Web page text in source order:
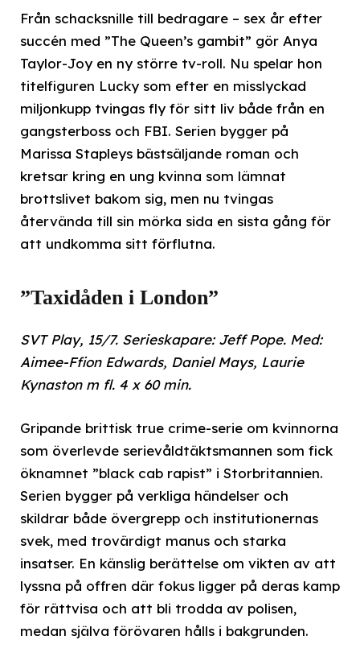
Från schacksnille till bedragare – sex år efter
succén med ”The Queen’s gambit” gör Anya
Taylor-Joy en ny större tv-roll. Nu spelar hon
titelfiguren Lucky som efter en misslyckad
miljonkupp tvingas fly för sitt liv både från en
gangsterboss och FBI. Serien bygger på
Marissa Stapleys bästsäljande roman och
kretsar kring en ung kvinna som lämnat
brottslivet bakom sig, men nu tvingas
återvända till sin mörka sida en sista gång för
att undkomma sitt förflutna.
”Taxidåden i London”
SVT Play, 15/7. Serieskapare: Jeff Pope. Med:
Aimee-Ffion Edwards, Daniel Mays, Laurie
Kynaston m fl. 4 x 60 min.
Gripande brittisk true crime-serie om kvinnorna
som överlevde serievåldtäktsmannen som fick
öknamnet ”black cab rapist” i Storbritannien.
Serien bygger på verkliga händelser och
skildrar både övergrepp och institutionernas
svek, med trovärdigt manus och starka
insatser. En känslig berättelse om vikten av att
lyssna på offren där fokus ligger på deras kamp
för rättvisa och att bli trodda av polisen,
medan själva förövaren hålls i bakgrunden.